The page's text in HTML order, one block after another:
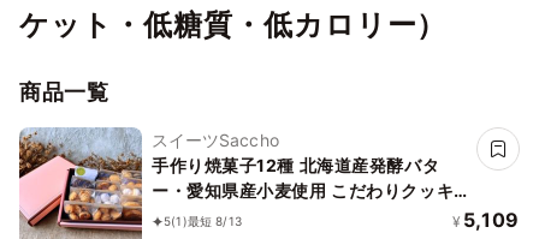
ケット・低糖質・低カロリー）
商品一覧
スイーツSaccho
手作り焼菓子12種 北海道産発酵バタ
ー・愛知県産小麦使用 こだわりクッキ
ーギフト
5(1)最短 8/13 ¥ 5,109